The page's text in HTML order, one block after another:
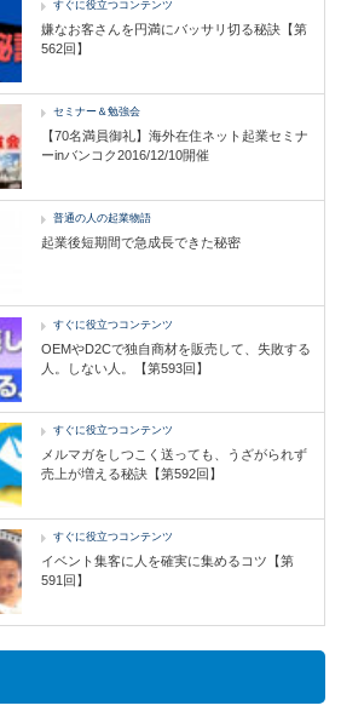
すぐに役立つコンテンツ
嫌なお客さんを円満にバッサリ切る秘訣【第
562回】
セミナー＆勉強会
【70名満員御礼】海外在住ネット起業セミナ
ーinバンコク2016/12/10開催
普通の人の起業物語
起業後短期間で急成長できた秘密
すぐに役立つコンテンツ
OEMやD2Cで独自商材を販売して、失敗する
人。しない人。【第593回】
すぐに役立つコンテンツ
メルマガをしつこく送っても、うざがられず
売上が増える秘訣【第592回】
すぐに役立つコンテンツ
イベント集客に人を確実に集めるコツ【第
591回】